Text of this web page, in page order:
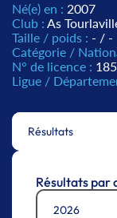
Né(e) en : 2007
Club : As
Taille / poids : - / -
Catégorie /
N° de licence :
Ligue /
Résultats
Résultats par
2026